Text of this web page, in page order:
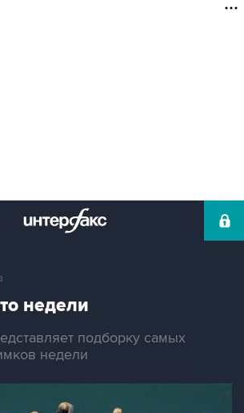
недели
подборку самых
недели